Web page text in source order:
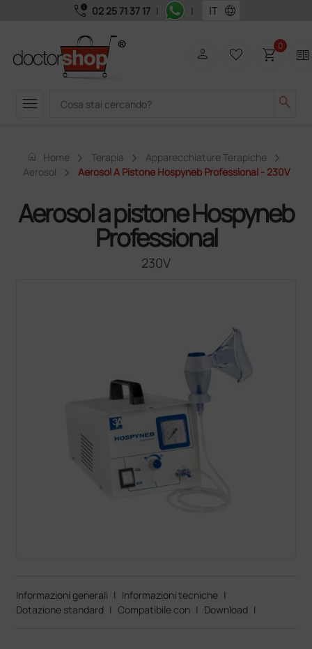
call_quality 02 25 71 37 17 | | language
menu search
person favorite_border shopping_cart0 two_pager
home Home Terapia
Apparecchiature Terapiche
Aerosol
Aerosol A Pistone Hospyneb Professional - 230V
Aerosol a pistone Hospyneb
Professional
230V
Informazioni generali | Informazioni tecniche |
Dotazione standard | Compatibile con | Download |